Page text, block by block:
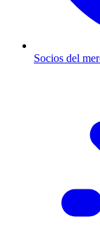
Socios del